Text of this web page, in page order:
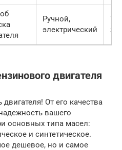
Ручной,
электрический
двигателя
От его качества
вашего
основных типа масел:
и синтетическое.
дешевое, но и самое